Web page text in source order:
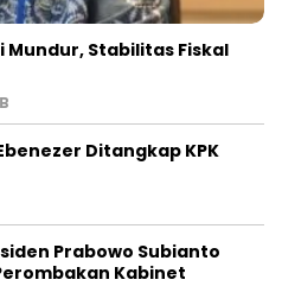
Mundur, Stabilitas Fiskal
Ditangkap KPK
Prabowo Subianto
Kabinet